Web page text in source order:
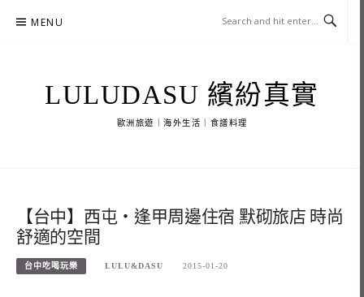
MENU
LULUDASU 繽紛真實
歐洲旅遊｜海外生活｜食譜料理
【台中】西屯‧逢甲周邊住宿 默砌旅店 時尚
舒適的空間
台中吃喝玩樂 LULU&DASU 2015-01-20